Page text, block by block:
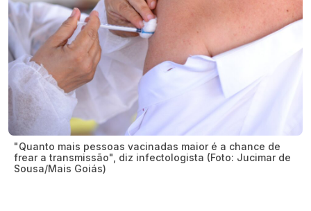
"Quanto mais pessoas vacinadas maior é a chance de
frear a transmissão", diz infectologista (Foto: Jucimar de
Sousa/Mais Goiás)